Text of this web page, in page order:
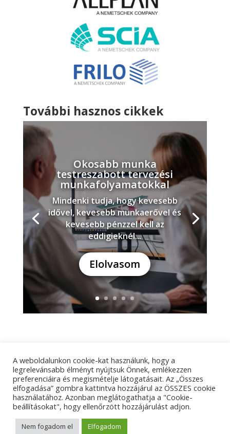
További hasznos cikkek
Okosabb munka
testreszabott tervezési
munkafolyamatokkal
Mindenki tudja, hogy kevesebb
idővel, kevesebb munkaerővel és
kevesebb pénzzel kell az
eddigieknél...
Elolvasom
Adatkezelési tájékoztató
Impresszum
Kapcsolat
© Tangens Kft. - Weboldalkészítés:
A weboldalunkon cookie-kat használunk, hogy a
legrelevánsabb élményt nyújtsuk Önnek, emlékezzen
preferenciáira és megismételje látogatásait. Az „Összes
elfogadása” gombra kattintva hozzájárul az ÖSSZES cookie
használatához. Azonban meglátogathatja a "Cookie-
beállításokat", hogy ellenőrzött hozzájárulást adjon.
Nem fogadom el Elfogadom